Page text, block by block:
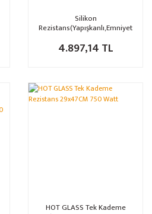
Silikon
Rezistans(Yapışkanlı,Emniyet
800 Watt
4.897,14 TL
HOT GLASS Tek Kademe